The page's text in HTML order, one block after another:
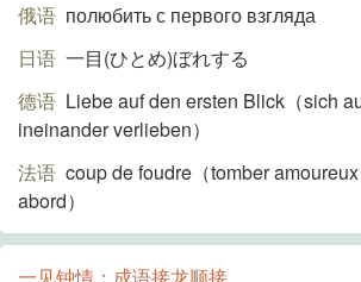
俄语 полюбить с первого взгляда
日语 一目(ひとめ)ぼれする
德语 Liebe auf den ersten Blick（sich
ineinander verlieben）
法语 coup de foudre（tomber
abord）